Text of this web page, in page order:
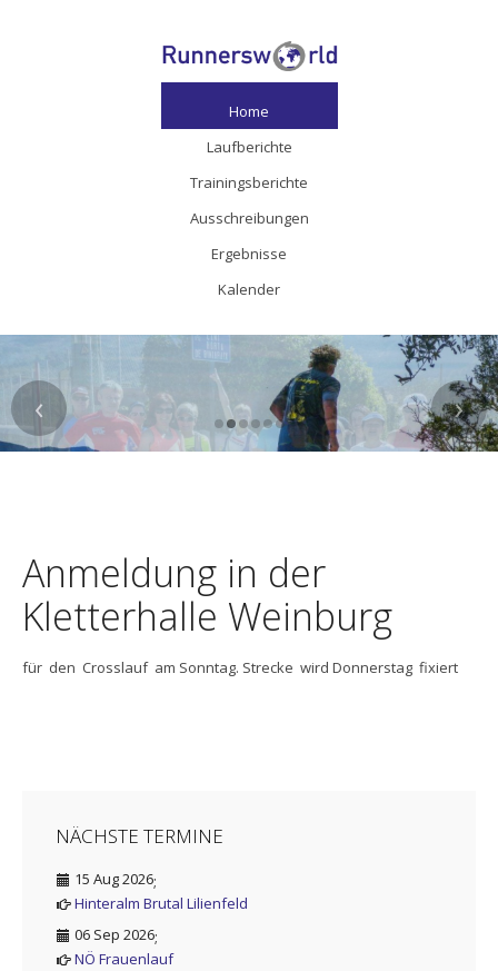
Home
Laufberichte
Trainingsberichte
Ausschreibungen
Ergebnisse
Kalender
›
‹
Anmeldung in der
Kletterhalle Weinburg
für den Crosslauf am Sonntag. Strecke wird Donnerstag fixiert
NÄCHSTE TERMINE
15 Aug 2026;
Hinteralm Brutal Lilienfeld
06 Sep 2026;
NÖ Frauenlauf